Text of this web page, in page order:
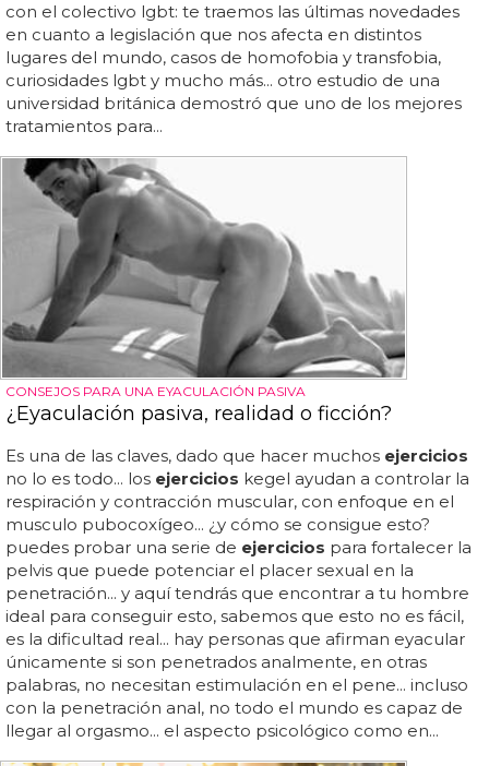
con el colectivo lgbt: te traemos las últimas novedades
en cuanto a legislación que nos afecta en distintos
lugares del mundo, casos de homofobia y transfobia,
curiosidades lgbt y mucho más... otro estudio de una
universidad británica demostró que uno de los mejores
tratamientos para...
CONSEJOS PARA UNA EYACULACIÓN PASIVA
¿Eyaculación pasiva, realidad o ficción?
Es una de las claves, dado que hacer muchos ejercicios
no lo es todo... los ejercicios kegel ayudan a controlar la
respiración y contracción muscular, con enfoque en el
musculo pubocoxígeo... ¿y cómo se consigue esto?
puedes probar una serie de ejercicios para fortalecer la
pelvis que puede potenciar el placer sexual en la
penetración... y aquí tendrás que encontrar a tu hombre
ideal para conseguir esto, sabemos que esto no es fácil,
es la dificultad real... hay personas que afirman eyacular
únicamente si son penetrados analmente, en otras
palabras, no necesitan estimulación en el pene... incluso
con la penetración anal, no todo el mundo es capaz de
llegar al orgasmo... el aspecto psicológico como en...